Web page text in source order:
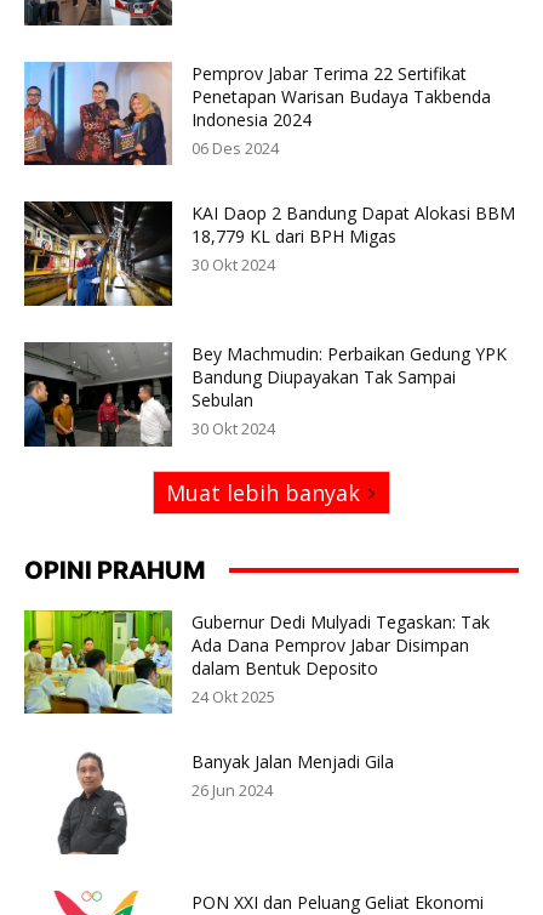
Pemprov Jabar Terima 22 Sertifikat
Penetapan Warisan Budaya Takbenda
Indonesia 2024
06 Des 2024
KAI Daop 2 Bandung Dapat Alokasi BBM
18,779 KL dari BPH Migas
30 Okt 2024
Bey Machmudin: Perbaikan Gedung YPK
Bandung Diupayakan Tak Sampai
Sebulan
30 Okt 2024
Muat lebih banyak
OPINI PRAHUM
Gubernur Dedi Mulyadi Tegaskan: Tak
Ada Dana Pemprov Jabar Disimpan
dalam Bentuk Deposito
24 Okt 2025
Banyak Jalan Menjadi Gila
26 Jun 2024
PON XXI dan Peluang Geliat Ekonomi